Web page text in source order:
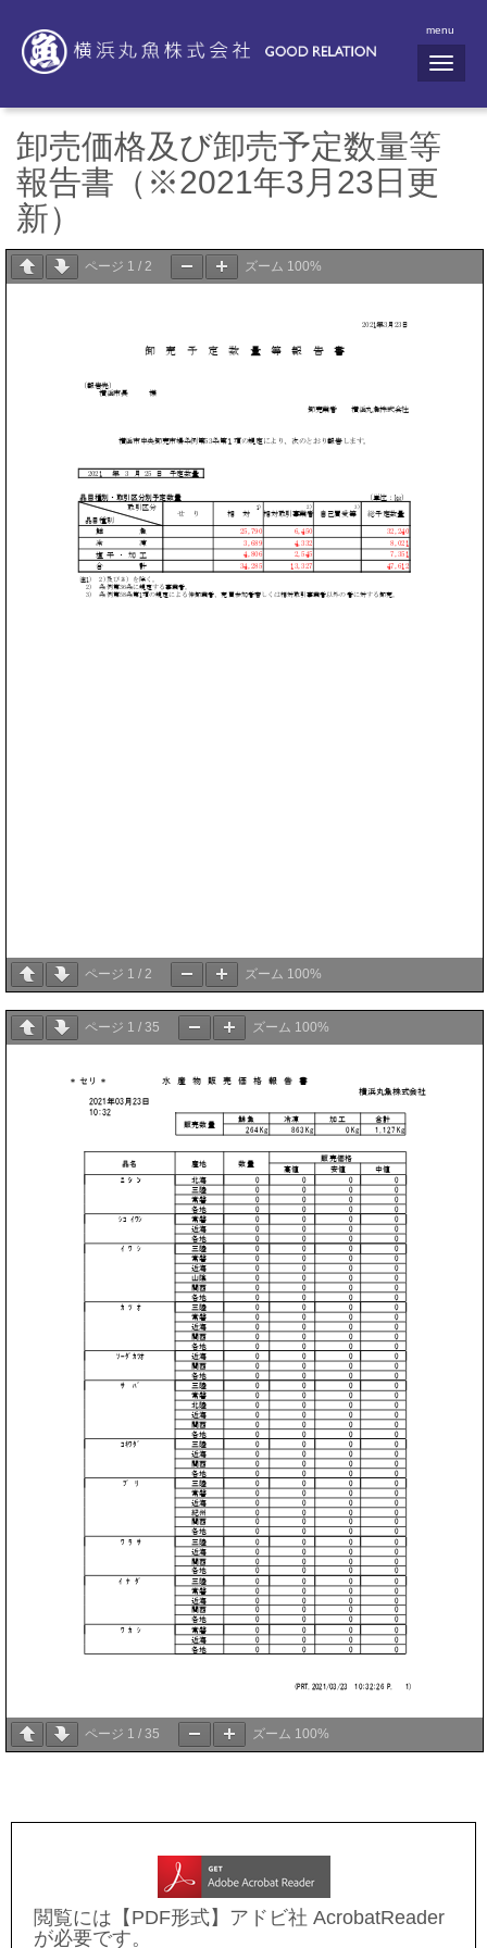
menu
N
a
i
卸売価格及び卸売予定数量等
報告書（※2021年3月23日更
新）
ページ 1 / 2 ズーム 100%
ページ 1 / 2 ズーム 100%
ページ 1 / 35 ズーム 100%
ページ 1 / 35 ズーム 100%
閲覧には【PDF形式】アドビ社 AcrobatReader
が必要です。